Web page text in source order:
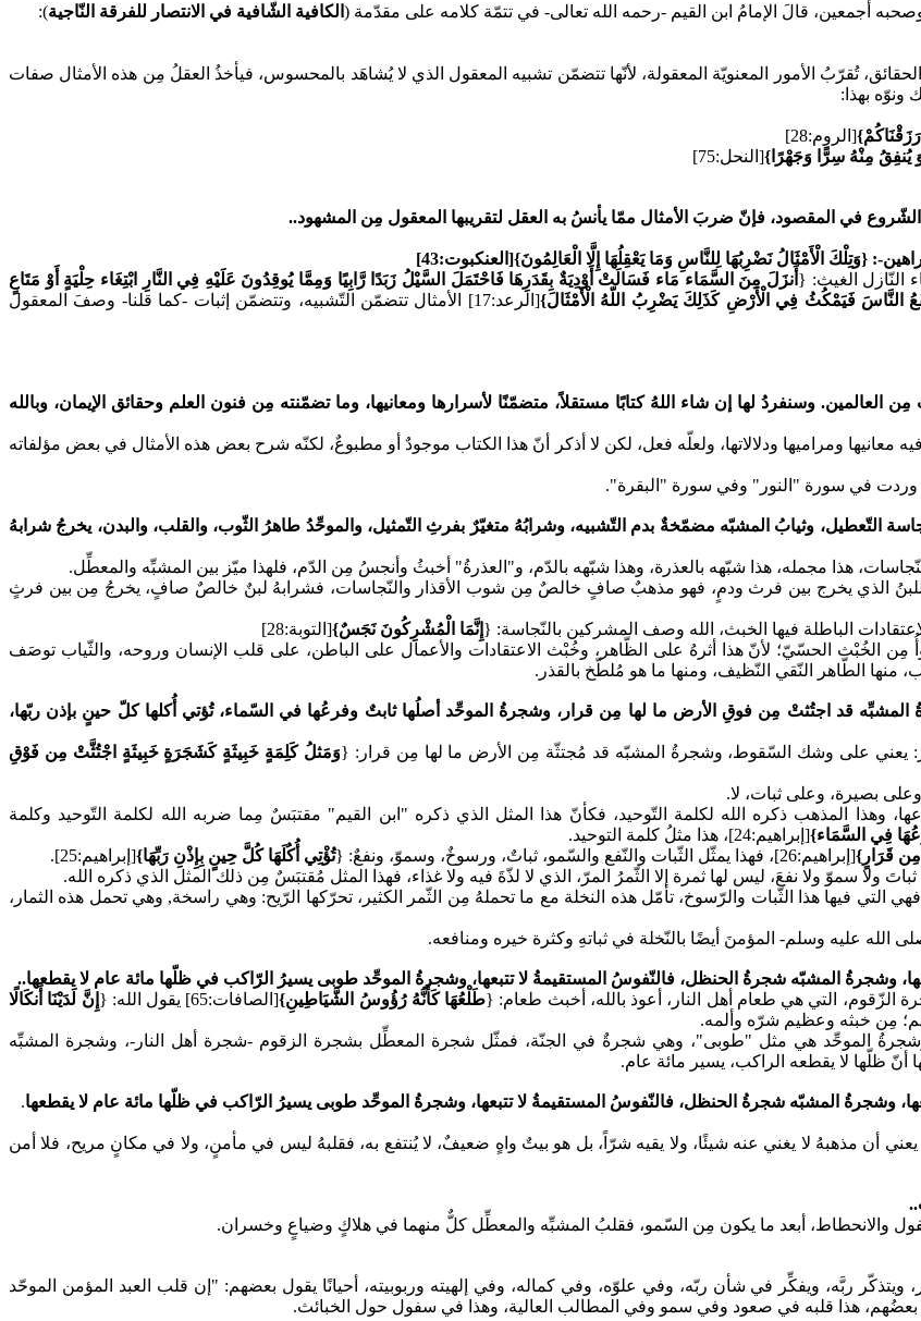
أجمعين، قالَ الإمامُ ابن القيم -رحمه الله تعالى- في تتمّة كلامه على مقدّمة ( الكافية الشّافية في الانتصار للفرقة النّاجية):
تُقرّبُ الأمور المعنويّة المعقولة، لأنّها تتضمّن تشبيه المعقول الذي لا يُشاهَد بالمحسوس، فيأخذُ العقلُ مِن هذه الأمثال صفات
ونوّه بهذا:
[الروم:28]
يُنفِقُ مِنْهُ سِرًّا وَجَهْرًا}[النحل:75]
في المقصود، فإنّ ضربَ الأمثال ممّا يأنسُ به العقل لتقريبها المعقول مِن المشهود..
: {وَتِلْكَ الْأَمْثَالُ نَضْرِبُهَا لِلنَّاسِ وَمَا يَعْقِلُهَا إِلَّا الْعَالِمُونَ}[العنكبوت:43]
النّازل الغيث: { أَنزَلَ مِنَ السَّمَاء مَاء فَسَالَتْ أَوْدِيَةٌ بِقَدَرِهَا فَاحْتَمَلَ السَّيْلُ زَبَدًا رَّابِيًا وَمِمَّا يُوقِدُونَ عَلَيْهِ فِي النَّارِ ابْتِغَاء حِلْيَةٍ أَوْ مَتَاعٍ
النَّاسَ فَيَمْكُثُ فِي الْأَرْضِ كَذَلِكَ يَضْرِبُ اللّهُ الْأَمْثَالَ}
[الرعد:17] الأمثال تتضمّن التّشبيه، وتتضمّن إثبات -كما قلنا- وصفَ المعقول
وسنفردُ لها إن شاء اللهُ كتابًا مستقلاً، متضمّنًا لأسرارها ومعانيها، وما تضمّنته مِن فنون العلم وحقائق الإيمان، وبالله
ومراميها ودلالاتها، ولعلّه فعل، لكن لا أذكر أنّ هذا الكتاب موجودٌ أو مطبوعٌ، لكنّه شرح بعض هذه الأمثال في بعض مؤلفاته
وردت في سورة "النور" وفي سورة "البقرة".
التّعطيل، وثيابُ المشبّه مضمّخةٌ بدم التّشبيه، وشرابُهُ متغيّرٌ بفرثِ التّمثيل، والموحِّدُ طاهرُ الثّوب، والقلب، والبدن، يخرجُ شرابهُ
هذا مجمله، هذا شبّهه بالعذرة، وهذا شبّهه بالدّم، و"العذرةُ" أخبثُ وأنجسُ مِن الدّم، فلهذا ميّز بين المشبِّه والمعطِّل.
اللبنُ الذي يخرج بين فرث ودمٍ، فهو مذهبٌ صافٍ خالصٌ مِن شوب الأقذار والنّجاسات، فشرابهُ لبنٌ خالصٌ صافٍ، يخرجُ مِن بين فرثٍ
الباطلة فيها الخبث، الله وصف المشركين بالنّجاسة: { إِنَّمَا الْمُشْرِكُونَ نَجَسٌ}[التوبة:28]
مِن الخُبْث الحسّيّ؛ لأنّ هذا أثرهُ على الظّاهر، وخُبْث الاعتقادات والأعمال على الباطن، على قلب الإنسان وروحه، والثّياب توصَف
قد اجتُثتْ مِن فوقِ الأرض ما لها مِن قرار، وشجرةُ الموحِّد أصلُها ثابتٌ وفرعُها في السّماء، تُؤتي أُكلها كلّ حينٍ بإذن ربّها،
على وشك السّقوط، وشجرةُ المشبّه قد مُجتثّة مِن الأرض ما لها مِن قرار: {وَمَثلُ كَلِمَةٍ خَبِيثَةٍ كَشَجَرَةٍ خَبِيثَةٍ اجْتُثَّتْ مِن فَوْقِ
بصيرة، وعلى ثبات، لا.
وهذا المذهب ذكره الله لكلمة التّوحيد، فكأنّ هذا المثل الذي ذكره "ابن القيم" مقتبَسٌ مِما ضربه الله لكلمة التّوحيد وكلمة
فِي السَّمَاء}[إبراهيم:24]، هذا مثلُ كلمة التوحيد.
قَرَارٍ}[إبراهيم:26]، فهذا يمثّل الثّبات والنّفع والسّمو، ثباتٌ، ورسوخٌ، وسموّ، ونفعٌ: {تُؤْتِي أُكُلَهَا كُلَّ حِينٍ بِإِذْنِ رَبِّهَا}[إبراهيم:25].
ولا سموّ ولا نفعَ، ليس لها ثمرة إلا الثّمرُ المرّ، الذي لا لذّةَ فيه ولا غذاء، فهذا المثل مُقتبَسٌ مِن ذلك المثل الذي ذكره الله.
التي فيها هذا الثّبات والرّسوخ، تأمّل هذه النخلة مع ما تحملهُ مِن الثّمر الكثير، تحرّكها الرّيح: وهي راسخة, وهي تحمل هذه الثمار،
الله عليه وسلم- المؤمنَ أيضًا بالنّخلة في ثباتهِ وكثرة خيره ومنافعه.
وشجرةُ المشبّه شجرةُ الحنظل، فالنّفوسُ المستقيمةُ لا تتبعها، وشجرةُ الموحِّد طوبى يسيرُ الرّاكب في ظلّها مائة عام لا يقطعها..
التي هي طعام أهل النار، أعوذ بالله، أخبث طعام: {طَلْعُهَا كَأَنَّهُ رُؤُوسُ الشَّيَاطِينِ}[الصافات:65] يقول الله: { إِنَّ لَدَيْنَا أَنكَالًا
وشجرةُ الموحِّد هي مثل "طوبى"، وهي شجرةٌ في الجنّة، فمثّل شجرة المعطِّل بشجرة الزقوم -شجرة أهل النار-، وشجرة المشبِّه
ظلّها لا يقطعه الراكب، يسير مائة عام.
وشجرةُ المشبّه شجرةُ الحنظل، فالنّفوسُ المستقيمةُ لا تتبعها، وشجرةُ الموحِّد طوبى يسيرُ الرّاكب في ظلّها مائة عام لا يقطعها.
يعني أن مذهبهُ لا يغني عنه شيئًا، ولا يقيه شرّاً، بل هو بيتٌ واهٍ ضعيفٌ، لا يُنتفع به، فقلبهُ ليس في مأمنٍ، ولا في مكانٍ مريح، فلا أمن
والانحطاط، أبعد ما يكون مِن السّمو، فقلبُ المشبِّه والمعطِّل كلٌّ منهما في هلاكٍ وضياعٍ وخسران.
ربَّه، ويفكِّر في شأن ربّه، وفي علوّه، وفي كماله، وفي إلهيته وربوبيته، أحيانًا يقول بعضهم: "إن قلب العبد المؤمن الموحّد
هذا قلبه في صعود وفي سمو وفي المطالب العالية، وهذا في سفول حول الخبائث.